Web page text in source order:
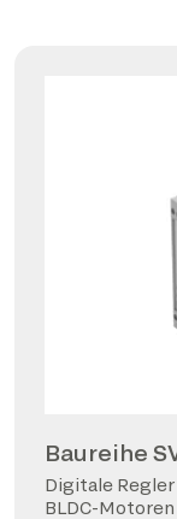
Baureihe
Digitale Regler
BLDC-Motoren